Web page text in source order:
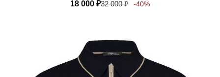
18 000 ₽32 000₽ -40%